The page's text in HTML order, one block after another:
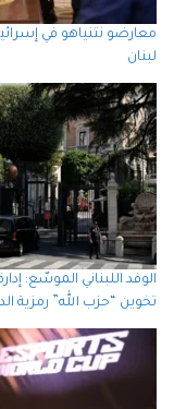
معارضو نتنياهو في
لبنان
الوفد اللبناني الموسّع:
تخوين “حزب الله” رمزية